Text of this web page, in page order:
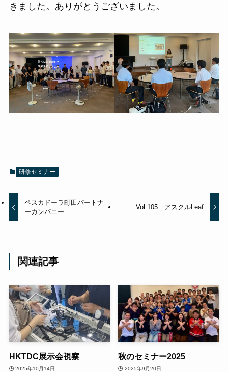
きました。ありがとうございました。
研修セミナー
ペスカドーラ町田パートナ
ーカンパニー
Vol.105 アスクルLeaf
関連記事
HKTDC展示会視察
2025年10月14日
秋のセミナー2025
2025年9月20日